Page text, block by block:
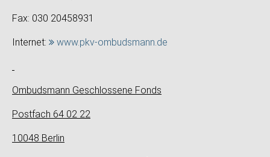
Fax: 030 20458931
Internet: www.pkv-ombudsmann.de
Ombudsmann Geschlossene Fonds
Postfach 64 02 22
10048 Berlin